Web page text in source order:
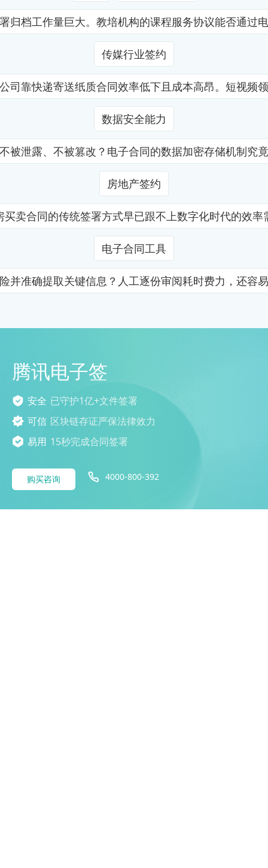
归档工作量巨大。教培机构的课程服务协议能否通过
传媒行业签约
司靠快递寄送纸质合同效率低下且成本高昂。短视频
数据安全能力
被泄露、不被篡改？电子合同的数据加密存储机制究
房地产签约
卖合同的传统签署方式早已跟不上数字化时代的效
电子合同工具
并准确提取关键信息？人工逐份审阅耗时费力，还容
腾讯电子签
安全 已守护1亿+文件签署
可信 区块链存证严保法律效力
易用 15秒完成合同签署
购买咨询 4000-800-392